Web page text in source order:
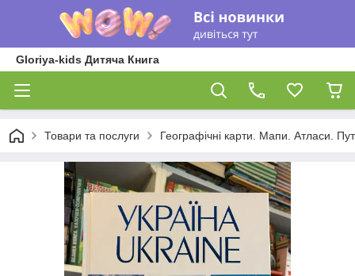
Gloriya-kids Дитяча Книга
Товари та послуги Географічні карти. Мапи. Атласи.